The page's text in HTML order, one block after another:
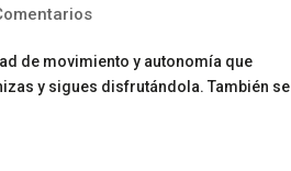
de movimiento y autonomía que
y sigues disfrutándola. También se